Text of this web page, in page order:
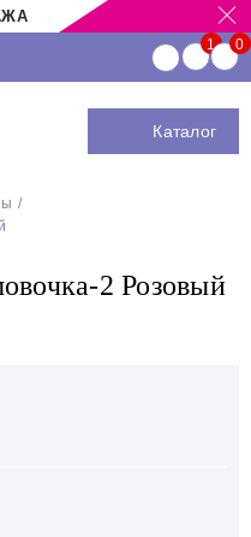
Каталог
2 Розовый